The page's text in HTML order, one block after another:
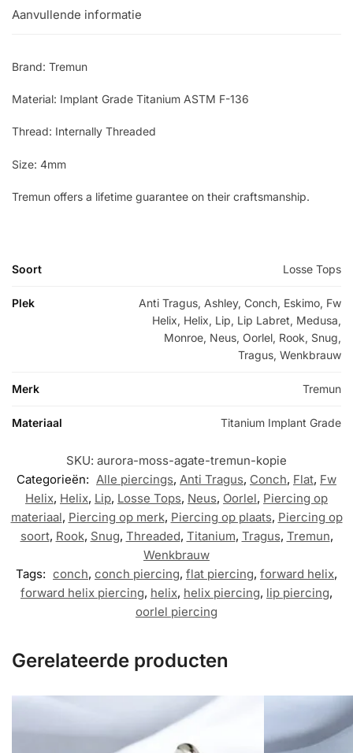
Aanvullende informatie
Brand: Tremun
Material: Implant Grade Titanium ASTM F-136
Thread: Internally Threaded
Size: 4mm
Tremun offers a lifetime guarantee on their craftsmanship.
Soort Losse Tops
Plek
Anti Tragus, Ashley, Conch, Eskimo, Fw
Helix, Helix, Lip, Lip Labret, Medusa,
Monroe, Neus, Oorlel, Rook, Snug,
Tragus, Wenkbrauw
Merk Tremun
Materiaal Titanium Implant Grade
SKU: aurora-moss-agate-tremun-kopie
Categorieën: Alle piercings, Anti Tragus, Conch, Flat, Fw
Helix, Helix, Lip, Losse Tops, Neus, Oorlel, Piercing op
materiaal, Piercing op merk, Piercing op plaats, Piercing op
soort, Rook, Snug, Threaded, Titanium, Tragus, Tremun,
Wenkbrauw
Tags: conch, conch piercing, flat piercing, forward helix,
forward helix piercing, helix, helix piercing, lip piercing,
oorlel piercing
Gerelateerde producten